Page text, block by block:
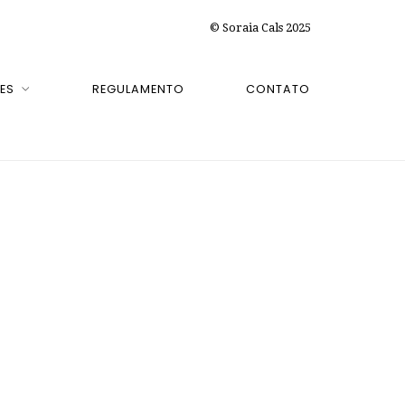
© Soraia Cals 2025
REGULAMENTO CONTATO